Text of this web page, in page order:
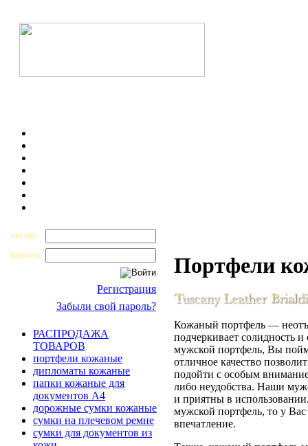
логин
пароль
Регистрация
Забыли свой пароль?
РАСПРОДАЖА
ТОВАРОВ
портфели кожаные
дипломаты кожаные
папки кожаные для
документов А4
дорожные сумки кожаные
сумки на плечевом ремне
сумки для документов из
Портфели
Кожаный портфель —
подчеркивает солидность
мужской портфель, Вы
отличное качество
подойти с особым
либо неудобства. Наши
и приятны в
мужской портфель, то у Вас
впечатление.